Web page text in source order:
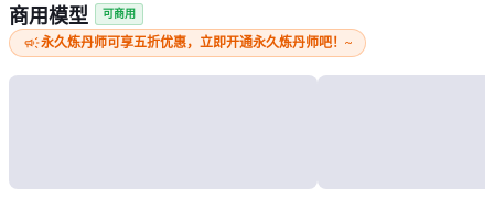
商用模型 可商用
campaign永久炼丹师可享五折优惠，立即开通永久炼丹师吧！~